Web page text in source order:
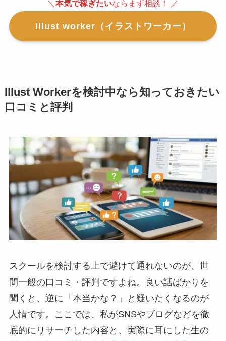
＼ 本気で稼ぎたいならまず相談！ ／
illust worker（イラストワーカー）
Illust Workerを検討中なら知っておきたい
口コミと評判
スクールを検討する上で避けて通れないのが、世
間一般の口コミ・評判ですよね。良い話ばかりを
聞くと、逆に「本当かな？」と疑いたくなるのが
人情です。ここでは、私がSNSやブログなどを徹
底的にリサーチした内容と、実際に耳にした生の